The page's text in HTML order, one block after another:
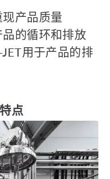
产品质量
的循环和排放
用于产品的排
点